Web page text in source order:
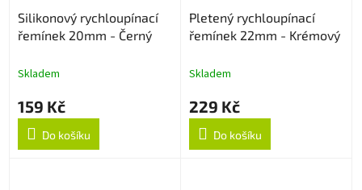
Silikonový rychloupínací
řemínek 20mm - Černý
Skladem
159 Kč
Do košíku
Pletený rychloupínací
řemínek 22mm - Krémový
Skladem
229 Kč
Do košíku